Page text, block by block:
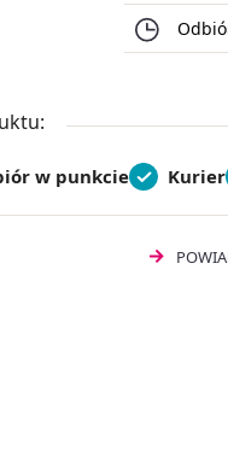
w punkcie Kurier